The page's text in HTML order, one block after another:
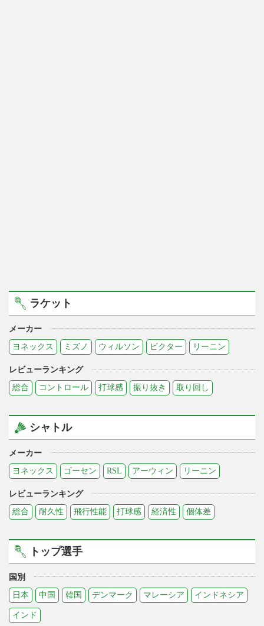
ラケット
メーカー
ヨネックス
ミズノ ウィルソン ビクター リーニン
レビューランキング
総合
コントロール 打球感 振り抜き 取り回し
シャトル
メーカー
ヨネックス
ゴーセン RSL アーウィン リーニン
レビューランキング
総合
耐久性 飛行性能 打球感 経済性 個体差
トップ選手
国別
日本
中国 韓国 デンマーク マレーシア インドネシア
インド